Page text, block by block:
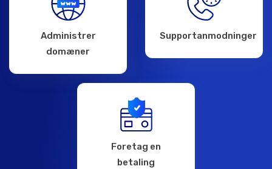
Administrer
domæner
Supportanmodninger
Foretag en
betaling